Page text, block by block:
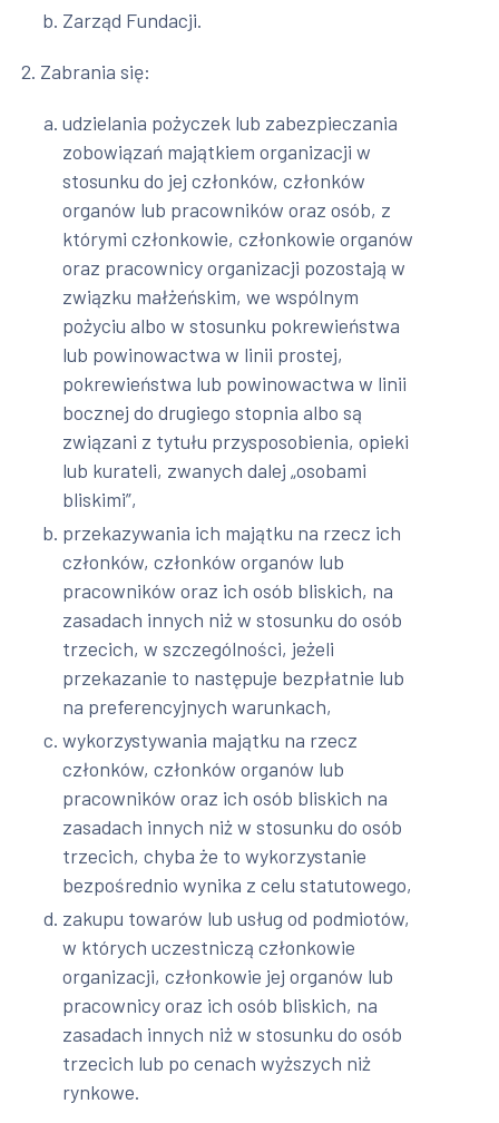
Zarząd Fundacji.
Zabrania się:
udzielania pożyczek lub zabezpieczania
zobowiązań majątkiem organizacji w
stosunku do jej członków, członków
organów lub pracowników oraz osób, z
którymi członkowie, członkowie organów
oraz pracownicy organizacji pozostają w
związku małżeńskim, we wspólnym
pożyciu albo w stosunku pokrewieństwa
lub powinowactwa w linii prostej,
pokrewieństwa lub powinowactwa w linii
bocznej do drugiego stopnia albo są
związani z tytułu przysposobienia, opieki
lub kurateli, zwanych dalej „osobami
bliskimi”,
przekazywania ich majątku na rzecz ich
członków, członków organów lub
pracowników oraz ich osób bliskich, na
zasadach innych niż w stosunku do osób
trzecich, w szczególności, jeżeli
przekazanie to następuje bezpłatnie lub
na preferencyjnych warunkach,
wykorzystywania majątku na rzecz
członków, członków organów lub
pracowników oraz ich osób bliskich na
zasadach innych niż w stosunku do osób
trzecich, chyba że to wykorzystanie
bezpośrednio wynika z celu statutowego,
zakupu towarów lub usług od podmiotów,
w których uczestniczą członkowie
organizacji, członkowie jej organów lub
pracownicy oraz ich osób bliskich, na
zasadach innych niż w stosunku do osób
trzecich lub po cenach wyższych niż
rynkowe.